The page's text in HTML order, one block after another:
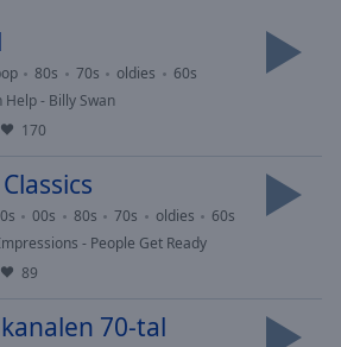
80s 70s oldies
60s
Help - Billy Swan
170
00s 80s 70s oldies
60s
- People Get Ready
89
70-tal